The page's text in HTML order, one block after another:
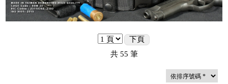
...324
下頁
共 55 筆